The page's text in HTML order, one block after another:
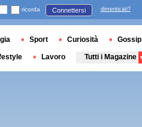
ricorda Connettersi dimenticati?
Sport Curiosità Gossip
Lavoro Tutti i Magazine